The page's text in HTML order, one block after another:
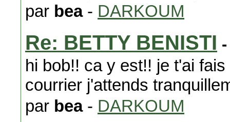
par bea- DARKOUM
Re: BETTY BENISTI
hi bob!! ca y est!! je t'ai
courrier j'attends
par bea- DARKOUM